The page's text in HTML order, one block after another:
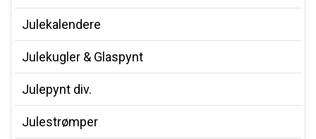
Julekalendere
Julekugler & Glaspynt
Julepynt div.
Julestrømper